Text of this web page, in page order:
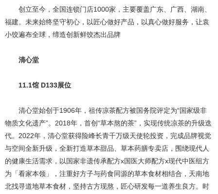
创立至今，全国连锁门店1000家，主要覆盖广东、广西、湖南、
福建。未来始终坚守初心，以匠心做好产品，以真心做好服务，让袁
小饺遍布全球，缔造创新鲜饺杰出品牌
清心堂
11.1馆 D133展位
清心堂始创于1906年，祖传凉茶配方被国务院评定为“国家级非
物质文化遗产”。2018年，首创“草本熬的茶”，实现传统凉茶的升级迭
代。2022年，清心堂获得险峰长青千万级天使轮投资，完成品牌视觉
与空间全新升级，全新打造草本甜品、草本药膳专卖店，围绕现代人
的健康生活需求，以国家非遗传承配方x国医大师配方x现代中医组方
为「看家本领」，注重好方子与药食同源的草本食材相结合，天南地
北找寻道地草本食材，坚持古方现熬，匠心研发每一道养生良方。时